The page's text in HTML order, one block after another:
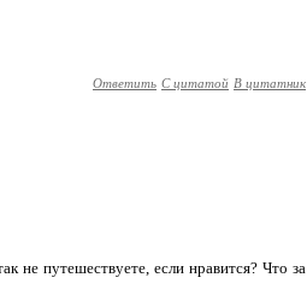
Ответить С цитатой В цитатник
не путешествуете, если нравится? Что за